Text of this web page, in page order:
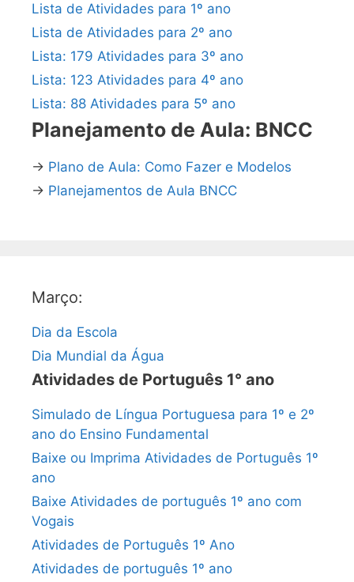
Lista de Atividades para 1º ano
Lista de Atividades para 2º ano
Lista: 179 Atividades para 3º ano
Lista: 123 Atividades para 4º ano
Lista: 88 Atividades para 5º ano
Planejamento de Aula: BNCC
→ Plano de Aula: Como Fazer e Modelos
→ Planejamentos de Aula BNCC
Março:
Dia da Escola
Dia Mundial da Água
Atividades de Português 1° ano
Simulado de Língua Portuguesa para 1º e 2º
ano do Ensino Fundamental
Baixe ou Imprima Atividades de Português 1º
ano
Baixe Atividades de português 1º ano com
Vogais
Atividades de Português 1º Ano
Atividades de português 1º ano